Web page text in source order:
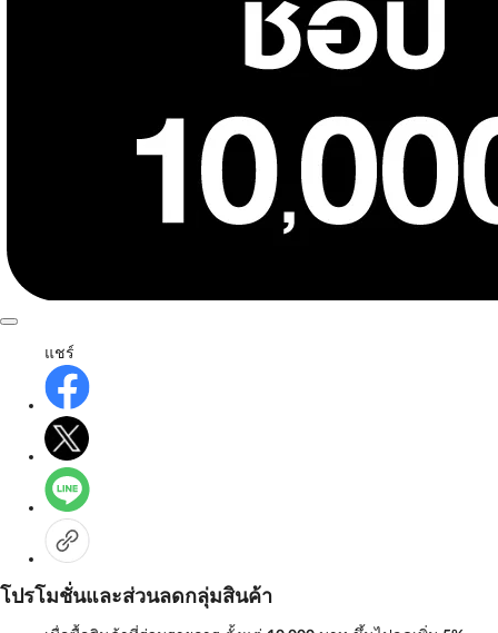
แชร์
โปรโมชั่นและส่วนลดกลุ่มสินค้า